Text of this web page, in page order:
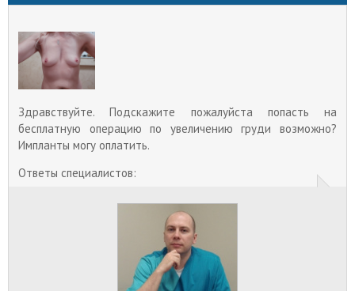
пластический хирург берет во внимание
желез снижается. Кожа растягивается и
провисает. Так развивается птоз груди, при
котором соски опускаются вниз, нижняя часть
желез провисает ниже подгрудной складки.
вертикальная мастопексия.
Все чаще женщины решаются на операцию по
увеличению груди в возрасте до 30 лет, поэтому
беременность после маммопластики –
распространенное явление.
Удаление шрамов после маммопластики
Здравствуйте. Подскажите пожалуйста попасть на
бесплатную операцию по увеличению груди возможно?
Импланты могу оплатить.
Ответы специалистов: